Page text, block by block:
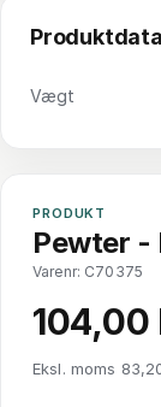
Produktdata
Vægt
PRODUKT
Pewter -
Varenr: C70375
104,00
Eksl. moms